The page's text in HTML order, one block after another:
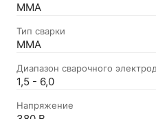
MMA
Тип сварки
ММА
Диапазон сварочного
1,5 - 6,0
Напряжение